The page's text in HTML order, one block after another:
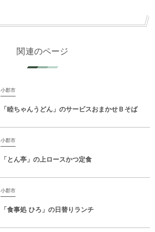
関連のページ
小郡市
「睦ちゃんうどん」のサービスおまかせＢそば
小郡市
「とん亭」の上ロースかつ定食
小郡市
「食事処 ひろ」の日替りランチ